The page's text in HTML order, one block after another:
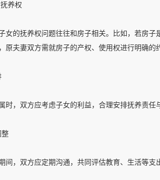
养权
女的抚养权问题往往和房子相关。比如，若房
原夫妻双方需就房子的产权、使用权进行明确的
时，双方应考虑子女的利益，合理安排抚养责
整
间，双方应定期沟通，共同评估教育、生活等